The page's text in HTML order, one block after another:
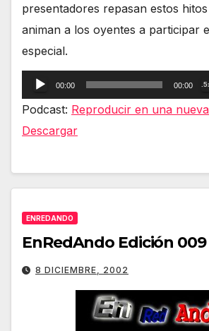
presentadores repasan estos
animan a los oyentes a participar
especial.
Reproductor
de
00:00 00:00
Podcast: Reproducir en una
Descargar
ENREDANDO
EnRedAndo Edición 009
8 DICIEMBRE, 2002